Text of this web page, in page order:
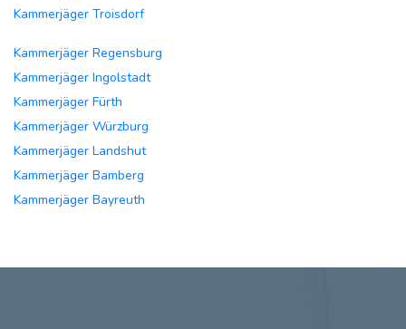
Kammerjäger Troisdorf
Kammerjäger Regensburg
Kammerjäger Ingolstadt
Kammerjäger Fürth
Kammerjäger Würzburg
Kammerjäger Landshut
Kammerjäger Bamberg
Kammerjäger Bayreuth